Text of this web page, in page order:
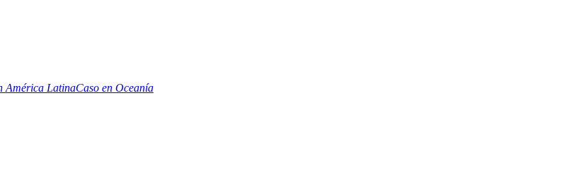
América LatinaCaso en Oceanía